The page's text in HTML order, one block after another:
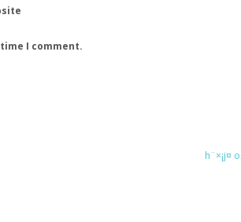
I comment.
h¨×¡j¤